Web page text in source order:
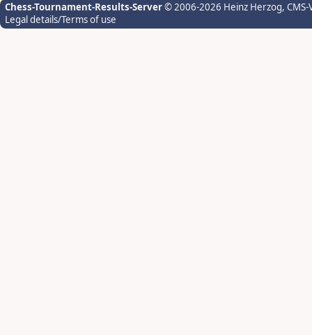
Chess-Tournament-Results-Server© 2006-2026 Heinz Herzog,
Legal details/Terms of use